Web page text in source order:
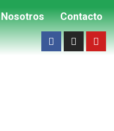
Nosotros Contacto